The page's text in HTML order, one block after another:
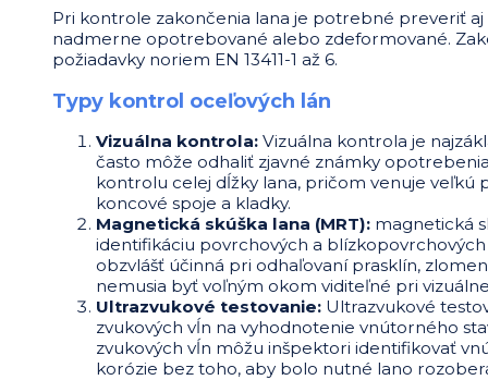
Pri kontrole zakončenia lana je potrebné preveriť aj
nadmerne opotrebované alebo zdeformované.
požiadavky noriem EN 13411-1 až 6.
Typy kontrol oceľových lán
Vizuálna kontrola: Vizuálna kontrola je
často môže odhaliť zjavné známky
kontrolu celej dĺžky lana, pričom venuje veľkú
koncové spoje a kladky.
Magnetická skúška lana (MRT): magnetická
identifikáciu povrchových a
obzvlášť účinná pri odhaľovaní prasklín,
nemusia byť voľným okom viditeľné pri
Ultrazvukové testovanie: Ultrazvukové
zvukových vĺn na vyhodnotenie vnútorného
zvukových vĺn môžu inšpektori identifikovať
korózie bez toho, aby bolo nutné lano